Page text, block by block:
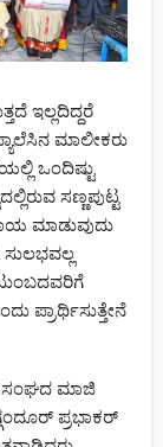
: ತಾಯಿ, ತಮ್ಮ ಸೇರಿ
ಇಲ್ಲದಿದ್ದರೆ
ಮಾಲೀಕರು
ಒಂದಿಷ್ಟು
ಸಣ್ಣಪುಟ್ಟ
ಮಾಡುವುದು
ಪ್ರಾರ್ಥಿಸುತ್ತೇನೆ
ಸಂಘದ ಮಾಜಿ
ಪ್ರಭಾಕರ್